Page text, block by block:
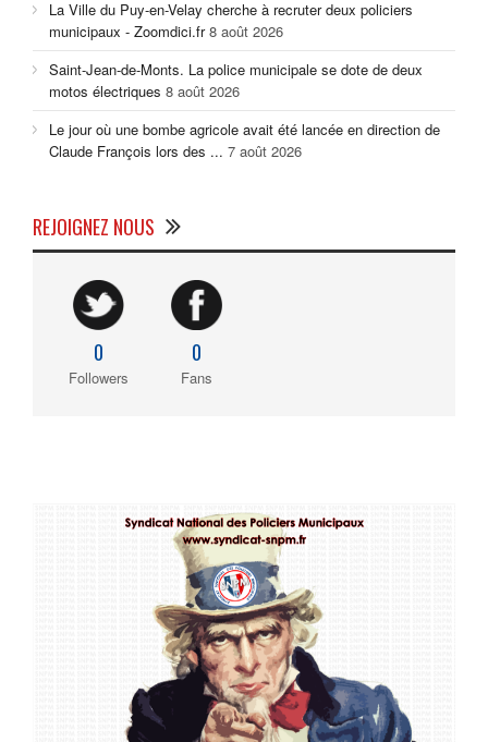
La Ville du Puy-en-Velay cherche à recruter deux policiers
municipaux - Zoomdici.fr 8 août 2026
Saint-Jean-de-Monts. La police municipale se dote de deux
motos électriques 8 août 2026
Le jour où une bombe agricole avait été lancée en direction de
Claude François lors des ... 7 août 2026
REJOIGNEZ NOUS
0
Followers
0
Fans